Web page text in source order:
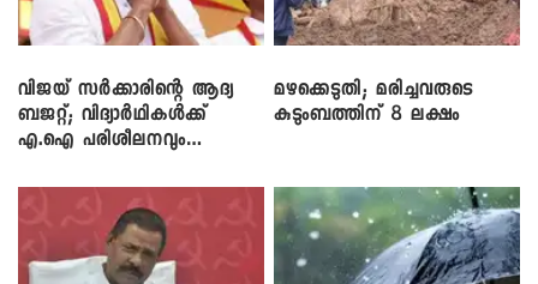
വിജയ് സർക്കാരിന്റെ ആദ്യ
ബജറ്റ്; വിദ്യാർഥികൾക്ക്
എ.ഐ പരിശീലനവും
മഴക്കെടുതി; മരിച്ചവരുടെ
കുടുംബത്തിന് 8 ലക്ഷം